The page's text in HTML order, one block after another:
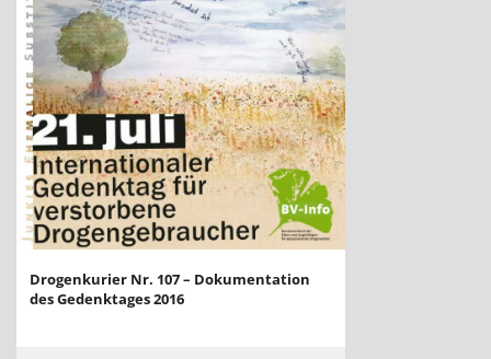
Drogenkurier Nr. 107 – Dokumentation
des Gedenktages 2016